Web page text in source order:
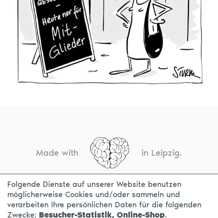
Made with in Leipzig.
KONTAKT IMPRESSUM DATENSCHUTZ
Folgende Dienste auf unserer Website benutzen
möglicherweise Cookies und/oder sammeln und
verarbeiten Ihre persönlichen Daten für die folgenden
Zwecke: Besucher-Statistik, Online-Shop.